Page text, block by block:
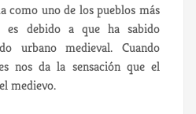
como uno de los pueblos más
es debido a que ha sabido
urbano medieval. Cuando
nos da la sensación que el
medievo.